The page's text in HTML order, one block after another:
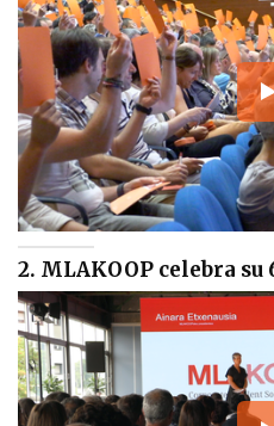
2. MLAKOOP celebra